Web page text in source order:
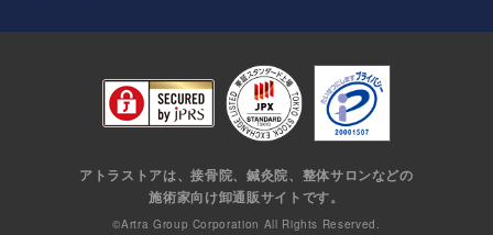
アトラストアは、接骨院、鍼灸院、整体サロンなどの
施術家向け卸通販サイトです。
©Artra Group Corporation All Rights Reserved.